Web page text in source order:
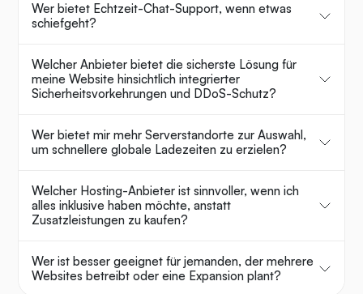
Wer bietet Echtzeit-Chat-Support, wenn etwas
schiefgeht?
Welcher Anbieter bietet die sicherste Lösung für
meine Website hinsichtlich integrierter
Sicherheitsvorkehrungen und DDoS-Schutz?
Wer bietet mir mehr Serverstandorte zur Auswahl,
um schnellere globale Ladezeiten zu erzielen?
Welcher Hosting-Anbieter ist sinnvoller, wenn ich
alles inklusive haben möchte, anstatt
Zusatzleistungen zu kaufen?
Wer ist besser geeignet für jemanden, der mehrere
Websites betreibt oder eine Expansion plant?